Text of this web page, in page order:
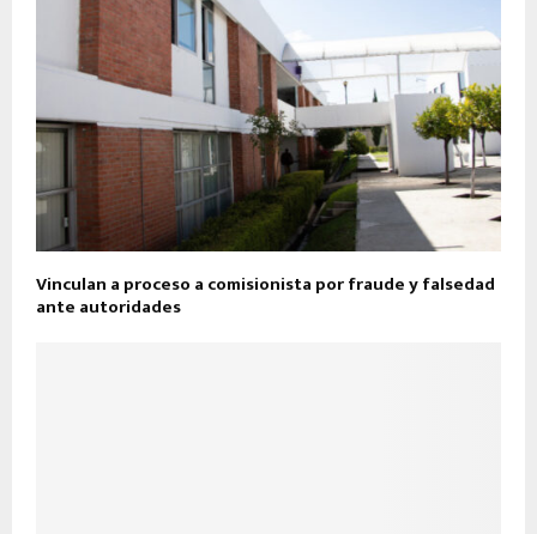
Vinculan a proceso a comisionista por fraude y falsedad
ante autoridades